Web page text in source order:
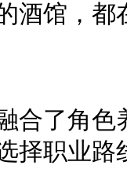
酒馆，
了角色
择职业